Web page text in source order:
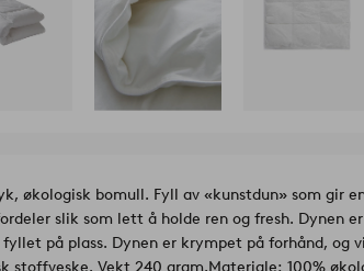
økologisk bomull. Fyll av «kunstdun» som gir
slik som lett å holde ren og fresh. Dynen
på plass. Dynen er krympet på forhånd, og
stoffveske. Vekt 240 gram.Materiale: 100%